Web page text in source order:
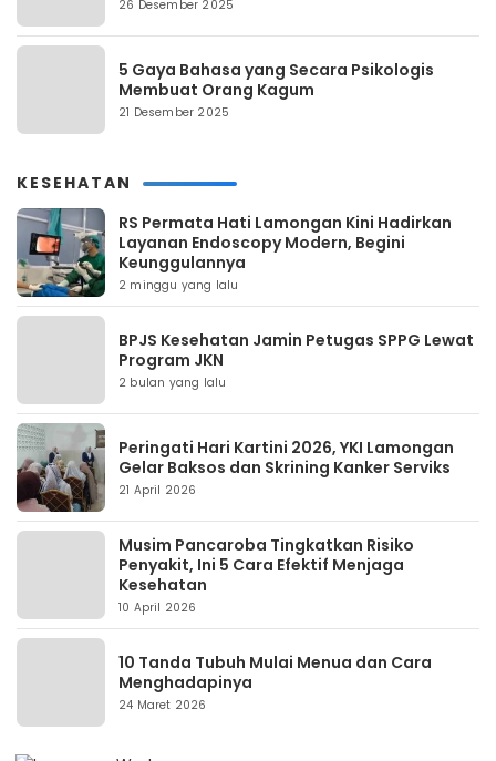
26 Desember 2025
5 Gaya Bahasa yang Secara Psikologis
Membuat Orang Kagum
21 Desember 2025
KESEHATAN
RS Permata Hati Lamongan Kini Hadirkan
Layanan Endoscopy Modern, Begini
Keunggulannya
2 minggu yang lalu
BPJS Kesehatan Jamin Petugas SPPG Lewat
Program JKN
2 bulan yang lalu
Peringati Hari Kartini 2026, YKI Lamongan
Gelar Baksos dan Skrining Kanker Serviks
21 April 2026
Musim Pancaroba Tingkatkan Risiko
Penyakit, Ini 5 Cara Efektif Menjaga
Kesehatan
10 April 2026
10 Tanda Tubuh Mulai Menua dan Cara
Menghadapinya
24 Maret 2026